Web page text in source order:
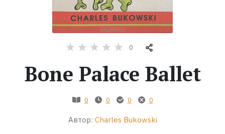
Серии
Экранизации
0
Bone Palace Ballet
0 0 0 0
Автор: Charles Bukowski